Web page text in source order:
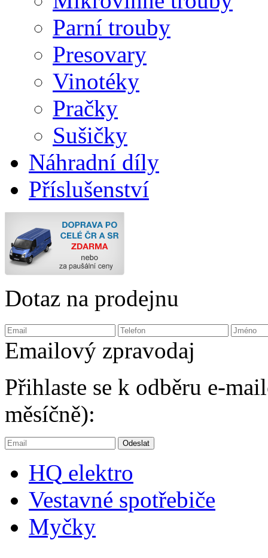
Parní trouby
Presovary
Vinotéky
Pračky
Sušičky
Náhradní díly
Příslušenství
Dotaz na prodejnu
Emailový zpravodaj
Přihlaste se k odběru e-
měsíčně):
HQ elektro
Vestavné spotřebiče
Myčky